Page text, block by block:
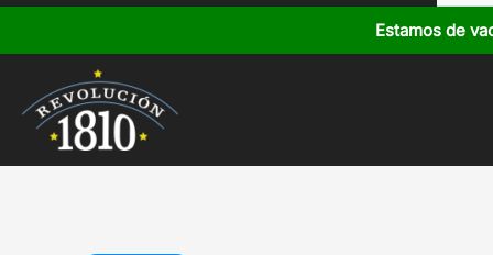
Estamos de